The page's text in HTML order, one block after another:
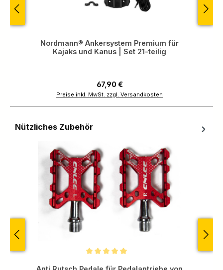
Nordmann® Ankersystem Premium für
Kajaks und Kanus | Set 21-teilig
Regulärer Preis:
67,90 €
Preise inkl. MwSt. zzgl. Versandkosten
Nützliches Zubehör